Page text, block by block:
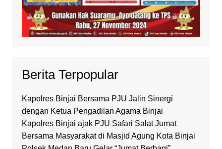
Berita Terpopular
Kapolres Binjai Bersama PJU Jalin Sinergi
dengan Ketua Pengadilan Agama Binjai
Kapolres Binjai ajak PJU Safari Salat Jumat
Bersama Masyarakat di Masjid Agung Kota Binjai